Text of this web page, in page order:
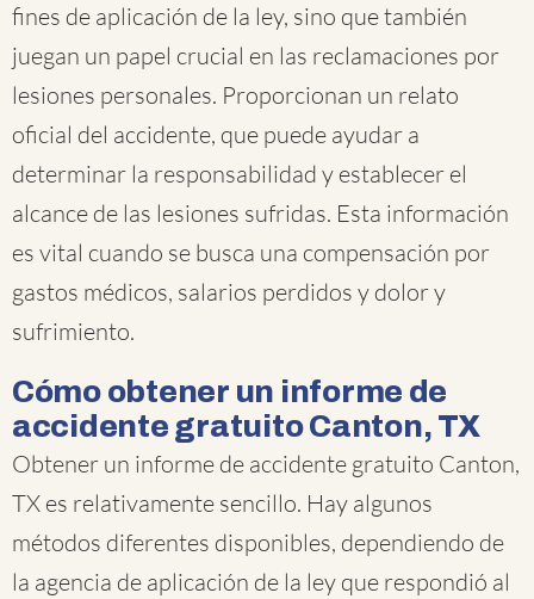
fines de aplicación de la ley, sino que también
juegan un papel crucial en las reclamaciones por
lesiones personales. Proporcionan un relato
oficial del accidente, que puede ayudar a
determinar la responsabilidad y establecer el
alcance de las lesiones sufridas. Esta información
es vital cuando se busca una compensación por
gastos médicos, salarios perdidos y dolor y
sufrimiento.
Cómo obtener un informe de
accidente gratuito Canton, TX
Obtener un informe de accidente gratuito Canton,
TX es relativamente sencillo. Hay algunos
métodos diferentes disponibles, dependiendo de
la agencia de aplicación de la ley que respondió al